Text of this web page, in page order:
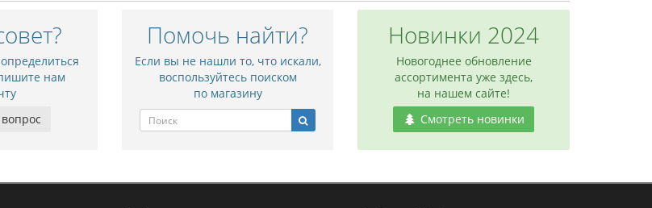
нам
Помочь найти?
Если вы не нашли то, что искали,
воспользуйтесь поиском
по магазину
Новинки 2024
Новогоднее обновление
ассортимента уже здесь,
на нашем сайте!
Смотреть новинки